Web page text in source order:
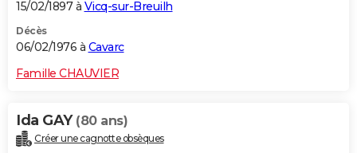
15/02/1897 à Vicq-sur-Breuilh
Décès
06/02/1976 à Cavarc
Famille CHAUVIER
Ida GAY (80 ans)
Créer une cagnotte obsèques